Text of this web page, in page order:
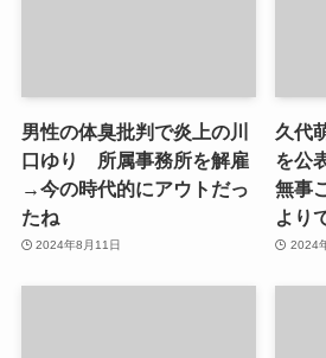
男性の体臭批判で炎上の川
口ゆり 所属事務所を解雇
→今の時代的にアウトだっ
たね
2024年8月11日
久代
を公
無事
より
2024